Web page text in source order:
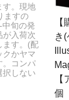
開始致しまし
PACK
カード
した！
カードゲーム
ORDER EX-
EX-10
。現地
ますの
中旬の発
が入荷次
ます。(配
クかヤマ
。コンパ
択しない
き(
個